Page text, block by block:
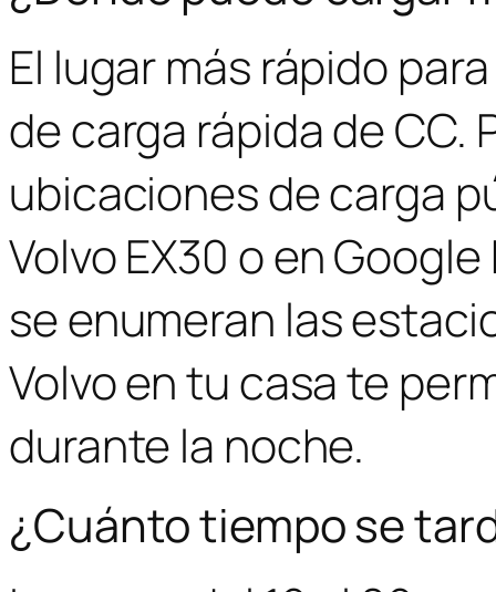
El lugar más rápido
de carga rápida de CC.
ubicaciones de carga
Volvo EX30 o en
se enumeran las
Volvo en tu casa te
durante la noche.
¿Cuánto tiempo se